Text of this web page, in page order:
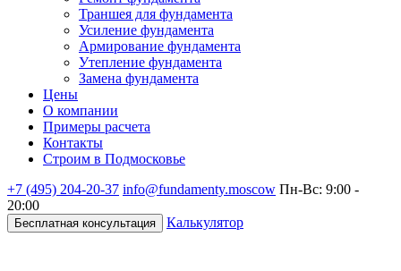
Траншея для фундамента
Усиление фундамента
Армирование фундамента
Утепление фундамента
Замена фундамента
Цены
О компании
Примеры расчета
Контакты
Строим в Подмосковье
+7 (495) 204-20-37 info@fundamenty.moscow Пн-Вс: 9:00 -
20:00
Бесплатная консультация Калькулятор